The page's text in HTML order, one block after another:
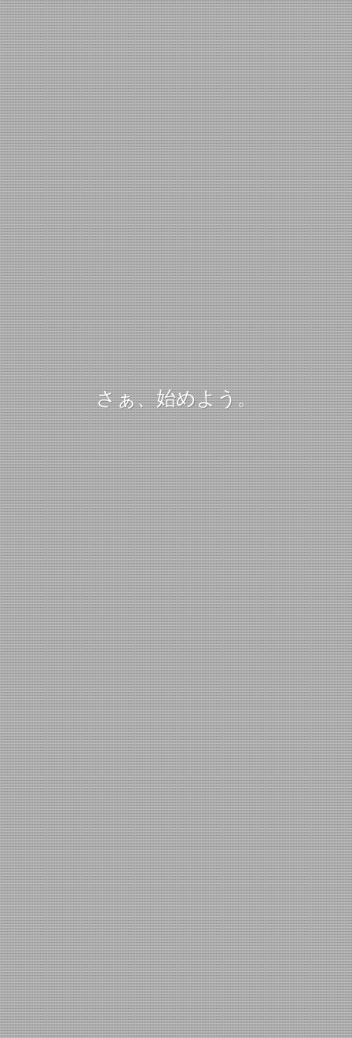
さぁ、始めよう。